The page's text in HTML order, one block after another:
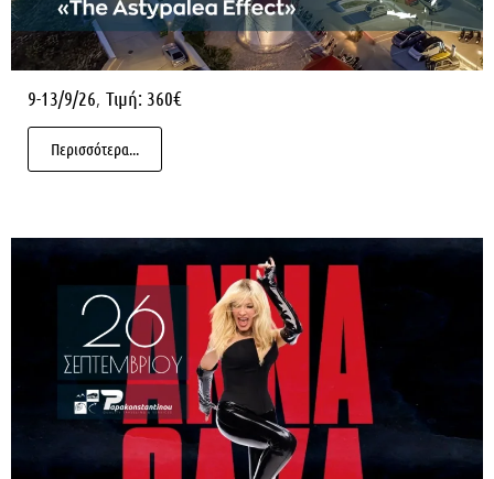
9-13/9/26, Τιμή: 360€
Περισσότερα...